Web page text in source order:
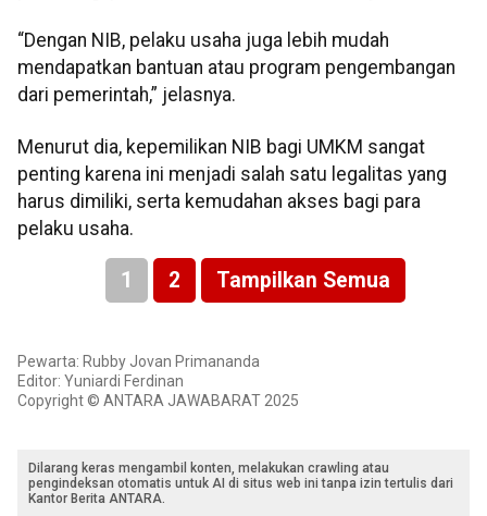
“Dengan NIB, pelaku usaha juga lebih mudah
mendapatkan bantuan atau program pengembangan
dari pemerintah,” jelasnya.
Menurut dia, kepemilikan NIB bagi UMKM sangat
penting karena ini menjadi salah satu legalitas yang
harus dimiliki, serta kemudahan akses bagi para
pelaku usaha.
1 2 Tampilkan Semua
Pewarta: Rubby Jovan Primananda
Editor: Yuniardi Ferdinan
Copyright © ANTARA JAWABARAT 2025
Dilarang keras mengambil konten, melakukan crawling atau
pengindeksan otomatis untuk AI di situs web ini tanpa izin tertulis dari
Kantor Berita ANTARA.